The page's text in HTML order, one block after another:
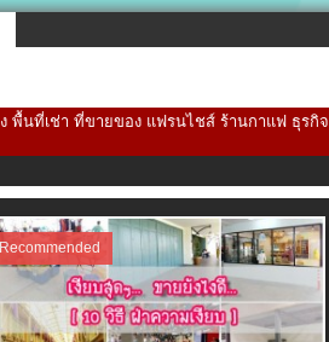
พื้นที่เช่า ที่ขายของ แฟรนไชส์ ร้านกาแฟ ธุรกิจ
Recommended